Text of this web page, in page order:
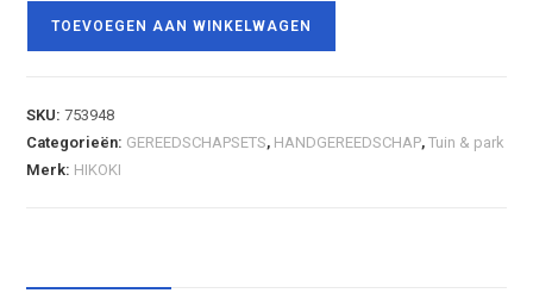
TOEVOEGEN AAN WINKELWAGEN
SKU:753948
Categorieën: GEREEDSCHAPSETS, HANDGEREEDSCHAP,Tuin & park
Merk: HIKOKI